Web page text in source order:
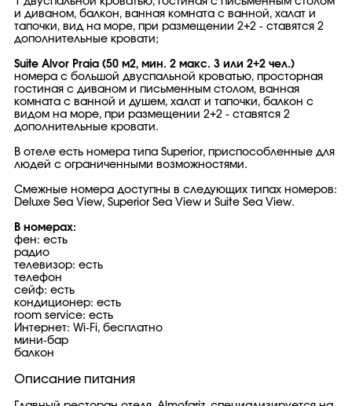
и диваном, балкон, ванная комната с ванной, халат и
тапочки, вид на море, при размещении 2+2 - ставятся 2
дополнительные кровати;
Suite Alvor Praia (50 м2, мин. 2 макс. 3 или 2+2 чел.)
номера с большой двуспальной кроватью, просторная
гостиная с диваном и письменным столом, ванная
комната с ванной и душем, халат и тапочки, балкон с
видом на море, при размещении 2+2 - ставятся 2
дополнительные кровати.
В отеле есть номера типа Superior, приспособленные для
людей с ограниченными возможностями.
Смежные номера доступны в следующих типах номеров:
Deluxe Sea View, Superior Sea View и Suite Sea View.
В номерах:
фен: есть
радио
телевизор: есть
телефон
сейф: есть
кондиционер: есть
room service: есть
Интернет: Wi-Fi, бесплатно
мини-бар
балкон
Описание питания